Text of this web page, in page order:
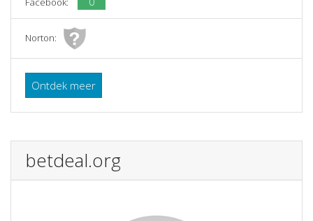
Norton:
Ontdek meer
betdeal.org